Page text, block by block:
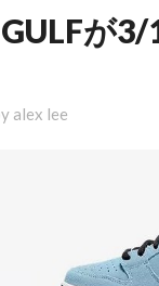
が
alex lee